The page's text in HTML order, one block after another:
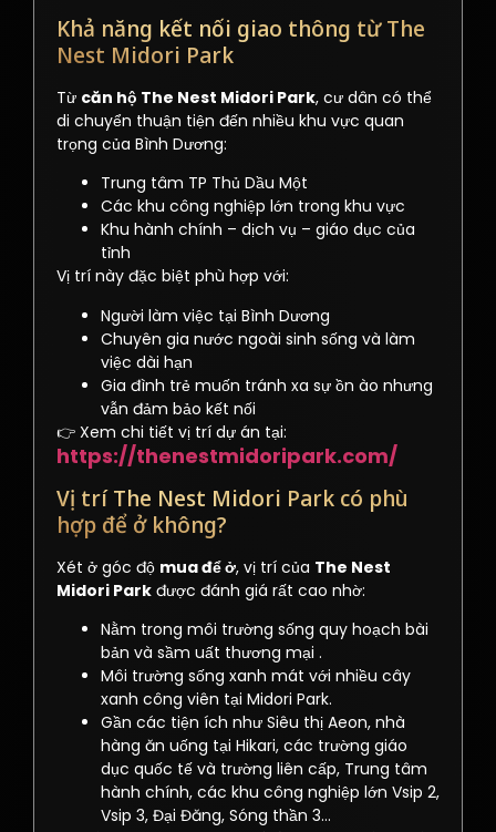
Khả năng kết nối giao thông từ The
Nest Midori Park
Từ căn hộ The Nest Midori Park, cư dân có thể
di chuyển thuận tiện đến nhiều khu vực quan
trọng của Bình Dương:
Trung tâm TP Thủ Dầu Một
Các khu công nghiệp lớn trong khu vực
Khu hành chính – dịch vụ – giáo dục của
tỉnh
Vị trí này đặc biệt phù hợp với:
Người làm việc tại Bình Dương
Chuyên gia nước ngoài sinh sống và làm
việc dài hạn
Gia đình trẻ muốn tránh xa sự ồn ào nhưng
vẫn đảm bảo kết nối
👉 Xem chi tiết vị trí dự án tại:
https://thenestmidoripark.com/
Vị trí The Nest Midori Park có phù
hợp để ở không?
Xét ở góc độ mua để ở, vị trí của The Nest
Midori Park được đánh giá rất cao nhờ:
Nằm trong môi trường sống quy hoạch bài
bản và sầm uất thương mại .
Môi trường sống xanh mát với nhiều cây
xanh công viên tại Midori Park.
Gần các tiện ích như Siêu thị Aeon, nhà
hàng ăn uống tại Hikari, các trường giáo
dục quốc tế và trường liên cấp, Trung tâm
hành chính, các khu công nghiệp lớn Vsip 2,
Vsip 3, Đại Đăng, Sóng thần 3…